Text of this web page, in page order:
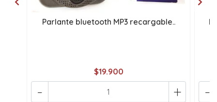
Parlante bluetooth MP3 recargable..
$19.900
+
- -